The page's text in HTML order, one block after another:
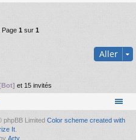
au
Page 1 sur 1
Aller
et 15 invités
Limited Color scheme created with
It
Arty